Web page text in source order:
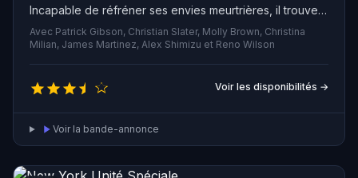
Incapable de réfréner ses envies meurtrières, il trouve
en Harry, son père adoptif, une personne qui le
comprend profondément. Harry lui enseigne un code
moral visant à identifier et éliminer ceux qu’il juge dignes
de mourir, tout en lui apprenant à échapper aux
autorités. Cette tâche s'avère complexe pour Dexter,
qui débutera comme stagiaire dans la médecine légale
au sein de la police de Miami. La série explore les
jeunes années de Dexter Morgan, se déroulant une
quinzaine d’années avant les événements de la série
Avec Patrick Gibson, Christian Slater, Molly Brown, Christina
Milian, James Martinez, Alex Shimizu et Reno Wilson
Voir les disponibilités →
Voir la bande-annonce